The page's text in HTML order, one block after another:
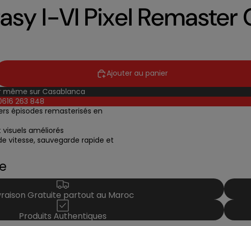
I-VI Pixel
Ajouter au panier
même sur Casablanca
263 848
épisodes remasterisés en
visuels améliorés
vitesse, sauvegarde rapide et
Gratuite partout au Maroc
Produits Authentiques